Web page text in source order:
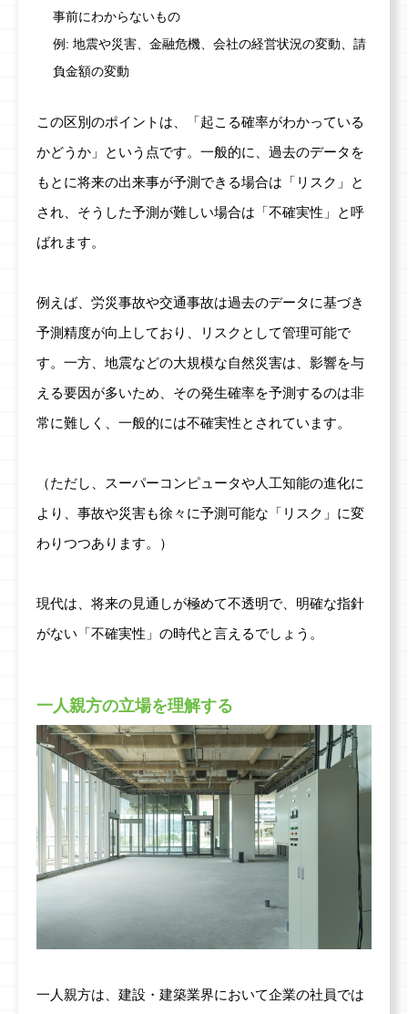
事前にわからないもの
例: 地震や災害、金融危機、会社の経営状況の変動、請
負金額の変動
この区別のポイントは、「起こる確率がわかっている
かどうか」という点です。一般的に、過去のデータを
もとに将来の出来事が予測できる場合は「リスク」と
され、そうした予測が難しい場合は「不確実性」と呼
ばれます。
例えば、労災事故や交通事故は過去のデータに基づき
予測精度が向上しており、リスクとして管理可能で
す。一方、地震などの大規模な自然災害は、影響を与
える要因が多いため、その発生確率を予測するのは非
常に難しく、一般的には不確実性とされています。
（ただし、スーパーコンピュータや人工知能の進化に
より、事故や災害も徐々に予測可能な「リスク」に変
わりつつあります。）
現代は、将来の見通しが極めて不透明で、明確な指針
がない「不確実性」の時代と言えるでしょう。
一人親方の立場を理解する
一人親方は、建設・建築業界において企業の社員では